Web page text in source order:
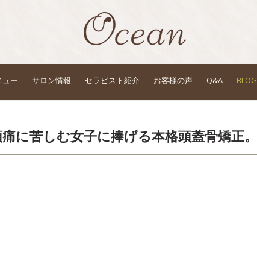
ュー サロン情報 セラピスト紹介 お客様の声 Q&A BLOG
に苦しむ女子に捧げる本格頭蓋骨矯正。